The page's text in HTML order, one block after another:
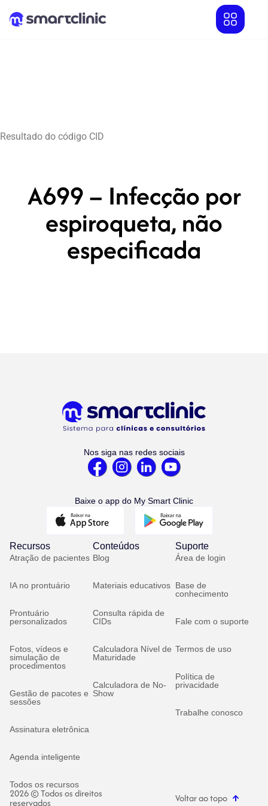
Resultado do código CID
A699 – Infecção por
espiroqueta, não
especificada
Nos siga nas redes sociais
Baixe o app do My Smart Clinic
Recursos
Atração de pacientes
IA no prontuário
Prontuário
personalizados
Fotos, vídeos e
simulação de
procedimentos
Gestão de pacotes e
sessões
Assinatura eletrônica
Agenda inteligente
Todos os recursos
Conteúdos
Blog
Materiais educativos
Consulta rápida de
CIDs
Calculadora Nível de
Maturidade
Calculadora de No-
Show
Suporte
Área de login
Base de
conhecimento
Fale com o suporte
Termos de uso
Política de
privacidade
Trabalhe conosco
2026 © Todos os direitos
reservados Voltar ao topo